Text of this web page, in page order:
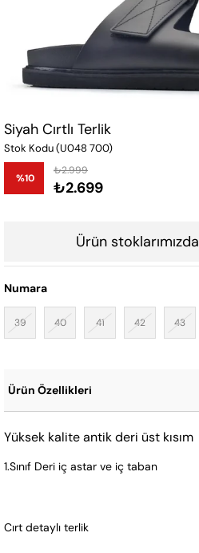
Siyah Cırtlı Terlik
Stok Kodu(U048 700)
%10
İndirim
₺2.999
₺2.699
Ürün
Numara
39 40 41 42 43
Ürün Özellikleri
Yüksek kalite antik deri üst kısım
1.Sınıf Deri iç astar ve iç taban
Cırt detaylı terlik